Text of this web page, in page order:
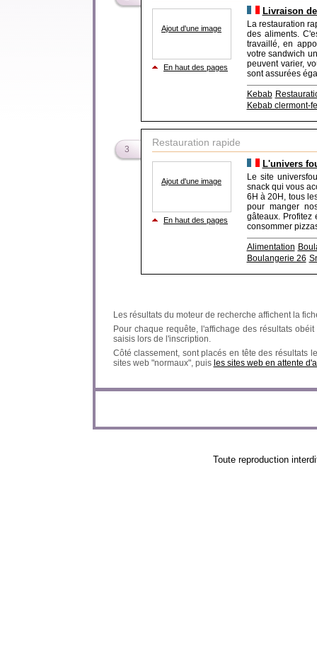
Ajout d'une image
En haut des pages
Livraison
La restauration
des aliments.
travaillé, en
votre sandwich
peuvent varier,
sont assurées
Kebab
Kebab clermont-
3
Restauration rapide
Ajout d'une image
En haut des pages
L'univers
Le site
snack qui vous
6H à 20H, tous
pour manger
gâteaux. Profitez
consommer
Alimentation
Boulangerie 26
Les résultats du moteur de recherche affichent la
Pour chaque requête, l'affichage des résultats
saisis lors de l'inscription.
Côté classement, sont placés en tête des résultats
sites web "normaux", puis les sites web en attente
Toute reproduction